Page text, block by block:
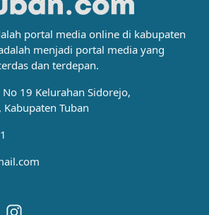
portal media online di kabupaten
menjadi portal media yang
dan terdepan.
No 19 Kelurahan Sidorejo,
Kabupaten Tuban